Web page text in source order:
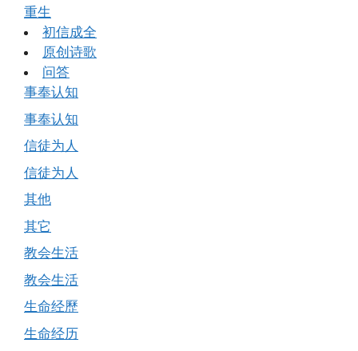
重生
初信成全
原创诗歌
问答
事奉认知
事奉认知
信徒为人
信徒为人
其他
其它
教会生活
教会生活
生命经歷
生命经历